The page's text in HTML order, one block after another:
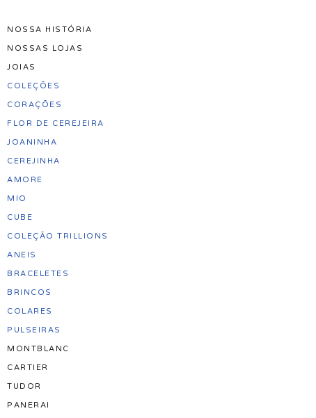
NOSSA HISTÓRIA
NOSSAS LOJAS
JOIAS
COLEÇÕES
CORAÇÕES
FLOR DE CEREJEIRA
JOANINHA
CEREJINHA
AMORE
MIO
CUBE
COLEÇÃO TRILLIONS
ANEIS
BRACELETES
BRINCOS
COLARES
PULSEIRAS
MONTBLANC
CARTIER
TUDOR
PANERAI